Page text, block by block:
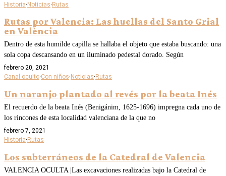
Historia·Noticias·Rutas
Rutas por Valencia: Las huellas del Santo Grial
en València
Dentro de esta humilde capilla se hallaba el objeto que estaba buscando: una
sola copa descansando en un iluminado pedestal dorado. Según
febrero 20, 2021
Canal oculto·Con niños· Noticias· Rutas
Un naranjo plantado al revés por la beata Inés
El recuerdo de la beata Inés (Benigánim, 1625-1696) impregna cada uno de
los rincones de esta localidad valenciana de la que no
febrero 7, 2021
Historia· Rutas
Los subterráneos de la Catedral de Valencia
VALENCIA OCULTA |Las excavaciones realizadas bajo la Catedral de